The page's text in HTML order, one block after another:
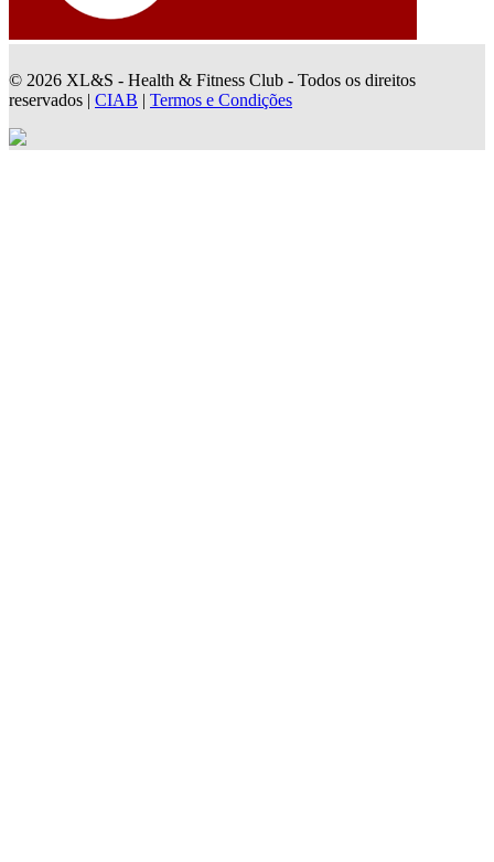
© 2026 XL&S - Health & Fitness Club - Todos os direitos
reservados | CIAB | Termos e Condições